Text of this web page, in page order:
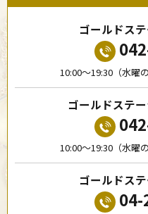
ゴールドス
10:00〜19:30（水曜
ゴールドステ
10:00〜19:30（水曜
ゴールドス
04-